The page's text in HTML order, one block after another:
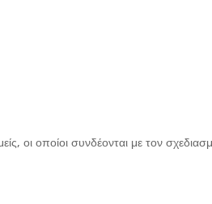
οι οποίοι συνδέονται με τον